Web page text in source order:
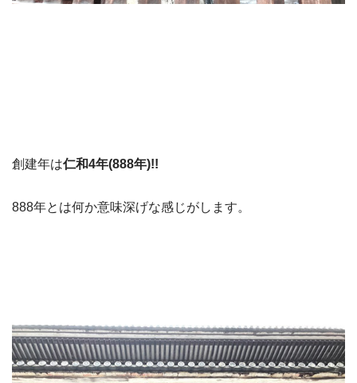
創建年は仁和4年(888年)!!
888年とは何か意味深げな感じがします。